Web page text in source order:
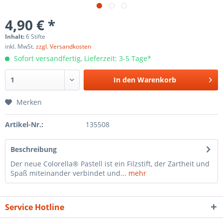
4,90 € *
Inhalt:6 Stifte
inkl. MwSt.zzgl. Versandkosten
Sofort versandfertig, Lieferzeit: 3-5 Tage*
In den Warenkorb
Merken
Artikel-Nr.: 135508
Beschreibung
Der neue Colorella® Pastell ist ein Filzstift, der Zartheit und
Spaß miteinander verbindet und... mehr
Service Hotline